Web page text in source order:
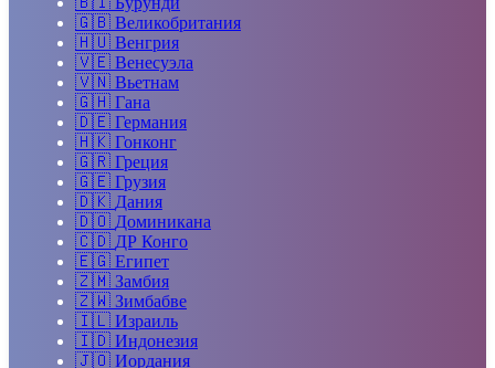
🇬🇧 Великобритания
🇭🇺 Венгрия
🇻🇪 Венесуэла
🇻🇳 Вьетнам
🇬🇭 Гана
🇩🇪 Германия
🇭🇰 Гонконг
🇬🇷 Греция
🇬🇪 Грузия
🇩🇰 Дания
🇩🇴 Доминикана
🇨🇩 ДР Конго
🇪🇬 Египет
🇿🇲 Замбия
🇿🇼 Зимбабве
🇮🇱 Израиль
🇮🇩 Индонезия
🇯🇴 Иордания